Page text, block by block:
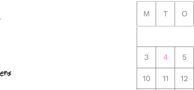
M T O
3 4 5
10 11 12